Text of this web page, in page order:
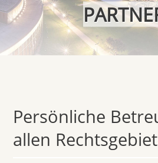
Persönliche
allen